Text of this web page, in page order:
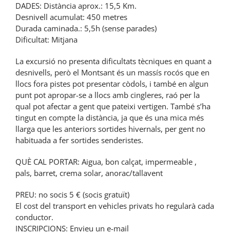
DADES: Distància aprox.: 15,5 Km.
Desnivell acumulat: 450 metres
Durada caminada.: 5,5h (sense parades)
Dificultat: Mitjana
La excursió no presenta dificultats tècniques en quant a
desnivells, però el Montsant és un massís rocós que en
llocs fora pistes pot presentar còdols, i també en algun
punt pot apropar-se a llocs amb cingleres, raó per la
qual pot afectar a gent que pateixi vertigen. També s’ha
tingut en compte la distància, ja que és una mica més
llarga que les anteriors sortides hivernals, per gent no
habituada a fer sortides senderistes.
QUÈ CAL PORTAR: Aigua, bon calçat, impermeable ,
pals, barret, crema solar, anorac/tallavent
PREU: no socis 5 € (socis gratuït)
El cost del transport en vehicles privats ho regularà cada
conductor.
INSCRIPCIONS: Envieu un e-mail